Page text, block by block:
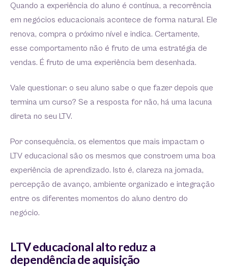
Quando a experiência do aluno é contínua, a recorrência
em negócios educacionais acontece de forma natural. Ele
renova, compra o próximo nível e indica. Certamente,
esse comportamento não é fruto de uma estratégia de
vendas. É fruto de uma experiência bem desenhada.
Vale questionar: o seu aluno sabe o que fazer depois que
termina um curso? Se a resposta for não, há uma lacuna
direta no seu LTV.
Por consequência, os elementos que mais impactam o
LTV educacional são os mesmos que constroem uma boa
experiência de aprendizado. Isto é, clareza na jornada,
percepção de avanço, ambiente organizado e integração
entre os diferentes momentos do aluno dentro do
negócio.
LTV educacional alto reduz a
dependência de aquisição